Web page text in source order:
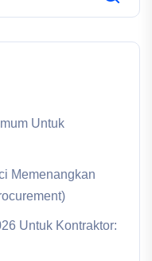
Untuk
Memenangkan
Untuk Kontraktor: